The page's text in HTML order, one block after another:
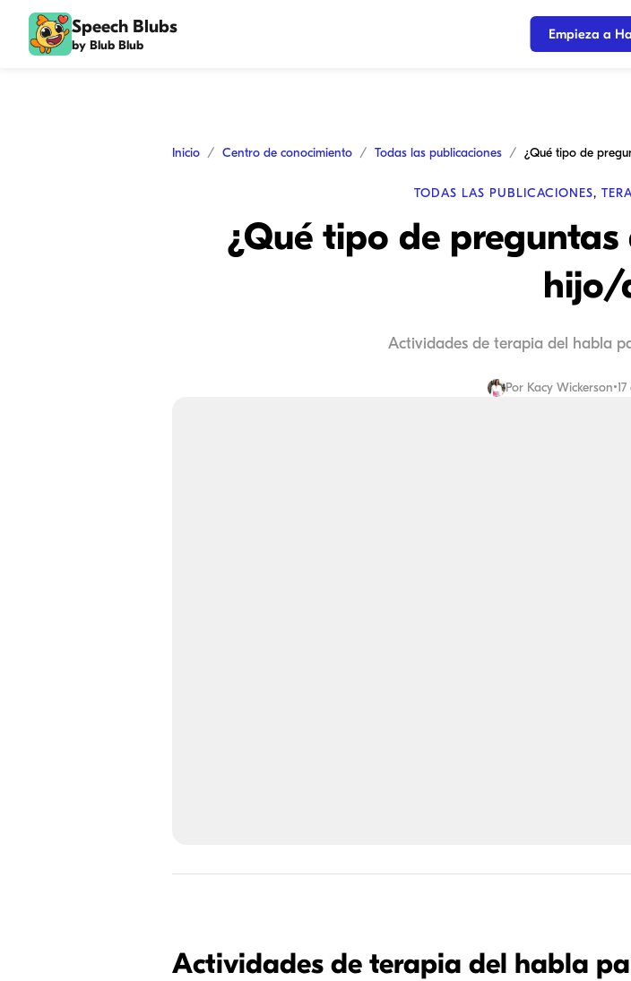
Speech Blubs
by Blub Blub
Empieza a
Inicio Centro de conocimiento Todas las publicaciones
TODAS LAS PUBLICACIONES,
¿Qué tipo de
hijo/
Actividades de terapia del habla
Por Kacy Wickerson•
Actividades de terapia del habla